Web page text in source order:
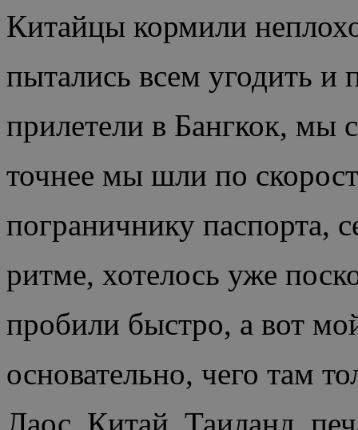
Китайцы кормили
пытались всем угодить и
прилетели в Бангкок, мы
точнее мы шли по
пограничнику паспорта,
ритме, хотелось уже
пробили быстро, а вот
основательно, чего там
Лаос, Китай, Таиланд,